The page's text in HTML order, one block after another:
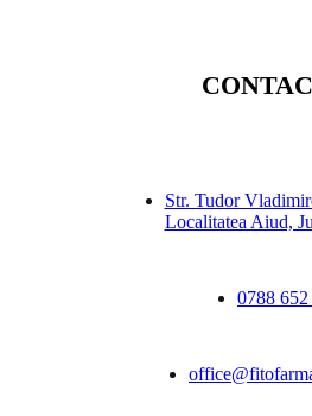
Str. Tudor
Localitatea Aiud,
0788